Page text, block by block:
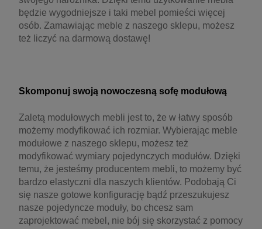
będzie wygodniejsze i taki mebel pomieści więcej
osób. Zamawiając meble z naszego sklepu, możesz
też liczyć na darmową dostawę!
Skomponuj swoją nowoczesną sofę modułową
Zaletą modułowych mebli jest to, że w łatwy sposób
możemy modyfikować ich rozmiar. Wybierając meble
modułowe z naszego sklepu, możesz też
modyfikować wymiary pojedynczych modułów. Dzięki
temu, że jesteśmy producentem mebli, to możemy być
bardzo elastyczni dla naszych klientów. Podobają Ci
się nasze gotowe konfigurację bądź przeszukujesz
nasze pojedyncze moduły, bo chcesz sam
zaprojektować mebel, nie bój się skorzystać z pomocy